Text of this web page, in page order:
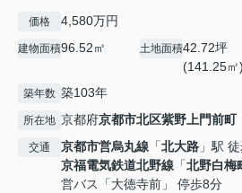
価格 4,580万円
建物面積96.52㎡ 土地面積42.72坪
(141.25㎡)
築年数 築103年
所在地 京都府京都市北区紫野上門前町
交通 京都市営烏丸線 「北大路 」駅
京福電気鉄道北野線 「北野白梅
営バス「大徳寺前」 停歩8分